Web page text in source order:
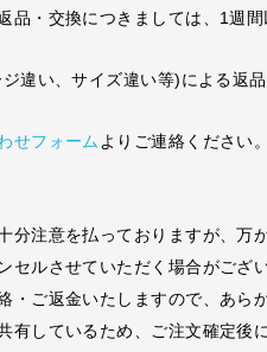
品・交換につきましては、1週
違い、サイズ違い等)による返
せフォーム よりご連絡ください。
分注意を払っておりますが、
セルさせていただく場合がござい
・ご返金いたしますので、あら
有しているため、ご注文確定後